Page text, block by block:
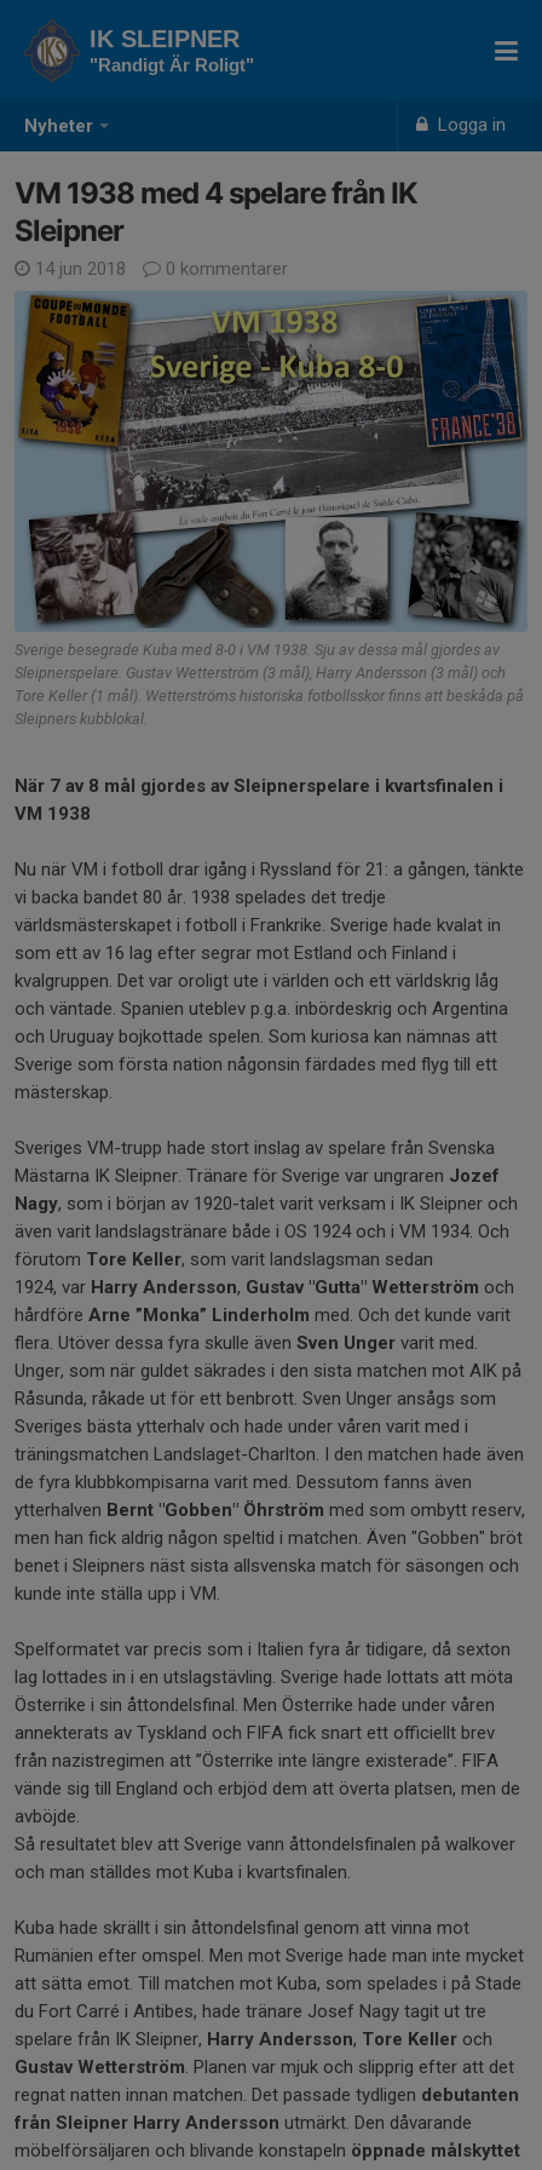
Nyheter Logga in
IK SLEIPNER
"Randigt Är Roligt"
VM 1938 med 4 spelare från IK
Sleipner
14 jun 2018 0 kommentarer
Sverige besegrade Kuba med 8-0 i VM 1938. Sju av dessa mål gjordes av
Sleipnerspelare. Gustav Wetterström (3 mål), Harry Andersson (3 mål) och
Tore Keller (1 mål). Wetterströms historiska fotbollsskor finns att beskåda på
Sleipners kubblokal.
När 7 av 8 mål gjordes av Sleipnerspelare i kvartsfinalen i
VM 1938
Nu när VM i fotboll drar igång i Ryssland för 21: a gången, tänkte
vi backa bandet 80 år. 1938 spelades det tredje
världsmästerskapet i fotboll i Frankrike. Sverige hade kvalat in
som ett av 16 lag efter segrar mot Estland och Finland i
kvalgruppen. Det var oroligt ute i världen och ett världskrig låg
och väntade. Spanien uteblev p.g.a. inbördeskrig och Argentina
och Uruguay bojkottade spelen. Som kuriosa kan nämnas att
Sverige som första nation någonsin färdades med flyg till ett
mästerskap.
Sveriges VM-trupp hade stort inslag av spelare från Svenska
Mästarna IK Sleipner. Tränare för Sverige var ungraren Jozef
Nagy, som i början av 1920-talet varit verksam i IK Sleipner och
även varit landslagstränare både i OS 1924 och i VM 1934. Och
förutom Tore Keller, som varit landslagsman sedan
1924, var Harry Andersson, Gustav "Gutta" Wetterström och
hårdföre Arne ”Monka” Linderholm med. Och det kunde varit
flera. Utöver dessa fyra skulle även Sven Unger varit med.
Unger, som när guldet säkrades i den sista matchen mot AIK på
Råsunda, råkade ut för ett benbrott. Sven Unger ansågs som
Sveriges bästa ytterhalv och hade under våren varit med i
träningsmatchen Landslaget-Charlton. I den matchen hade även
de fyra klubbkompisarna varit med. Dessutom fanns även
ytterhalven Bernt "Gobben" Öhrström med som ombytt reserv,
men han fick aldrig någon speltid i matchen. Även "Gobben" bröt
benet i Sleipners näst sista allsvenska match för säsongen och
kunde inte ställa upp i VM.
Spelformatet var precis som i Italien fyra år tidigare, då sexton
lag lottades in i en utslagstävling. Sverige hade lottats att möta
Österrike i sin åttondelsfinal. Men Österrike hade under våren
annekterats av Tyskland och FIFA fick snart ett officiellt brev
från nazistregimen att ”Österrike inte längre existerade”. FIFA
vände sig till England och erbjöd dem att överta platsen, men de
avböjde.
Så resultatet blev att Sverige vann åttondelsfinalen på walkover
och man ställdes mot Kuba i kvartsfinalen.
Kuba hade skrällt i sin åttondelsfinal genom att vinna mot
Rumänien efter omspel. Men mot Sverige hade man inte mycket
att sätta emot. Till matchen mot Kuba, som spelades i på Stade
du Fort Carré i Antibes, hade tränare Josef Nagy tagit ut tre
spelare från IK Sleipner, Harry Andersson, Tore Keller och
Gustav Wetterström. Planen var mjuk och slipprig efter att det
regnat natten innan matchen. Det passade tydligen debutanten
från Sleipner Harry Andersson utmärkt. Den dåvarande
möbelförsäljaren och blivande konstapeln öppnade målskyttet